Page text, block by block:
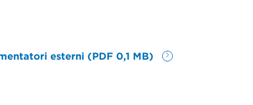
esterni (PDF 0,1 MB)